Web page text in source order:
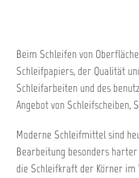
Beim Schleifen von
Schleifpapiers, der Qualität
Schleifarbeiten und des
Angebot von Schleifscheiben,
Moderne Schleifmittel sind
Bearbeitung besonders
die Schleifkraft der Körner im